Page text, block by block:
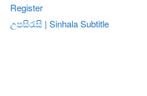
Register
උපසිරැසි | Sinhala Subtitle